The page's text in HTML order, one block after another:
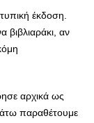
έκδοση.
βιβλιαράκι, αν
αρχικά ως
παραθέτουμε